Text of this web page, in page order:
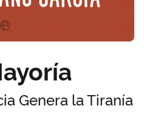
Genera la Tiranía